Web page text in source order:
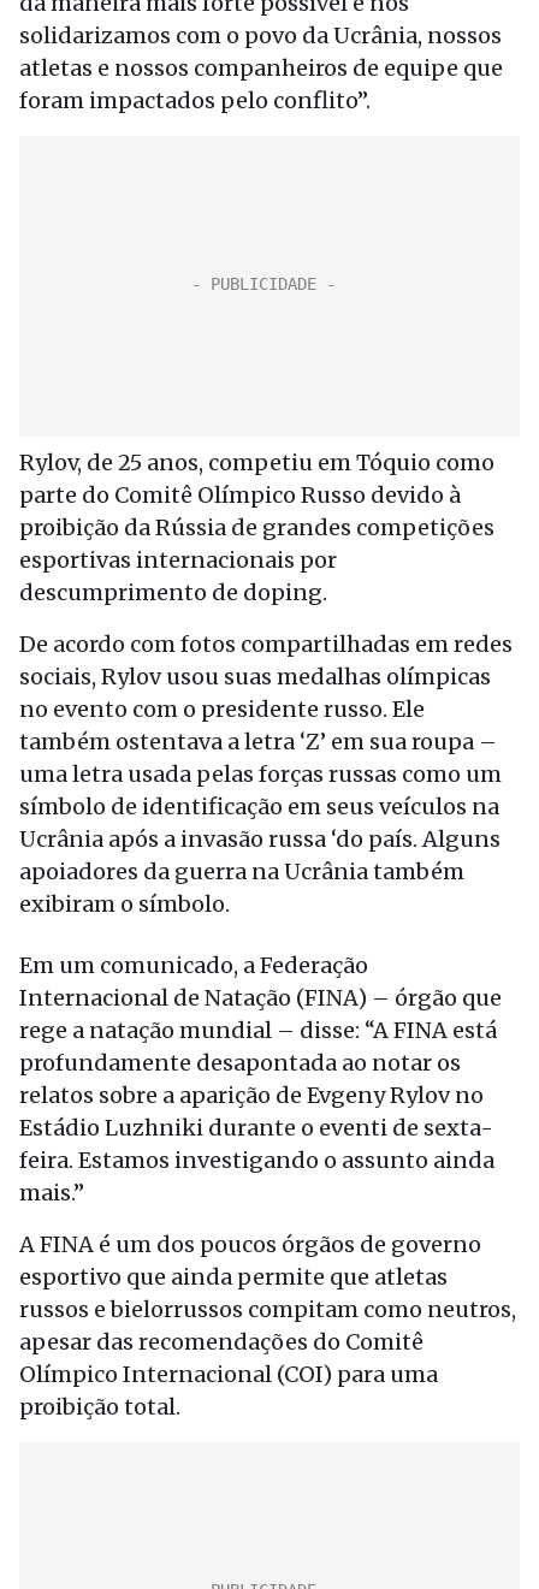
solidarizamos com o povo da Ucrânia, nossos
atletas e nossos companheiros de equipe que
foram impactados pelo conflito”.
Rylov, de 25 anos, competiu em Tóquio como
parte do Comitê Olímpico Russo devido à
proibição da Rússia de grandes competições
esportivas internacionais por
descumprimento de doping.
De acordo com fotos compartilhadas em redes
sociais, Rylov usou suas medalhas olímpicas
no evento com o presidente russo. Ele
também ostentava a letra ‘Z’ em sua roupa –
uma letra usada pelas forças russas como um
símbolo de identificação em seus veículos na
Ucrânia após a invasão russa ‘do país. Alguns
apoiadores da guerra na Ucrânia também
exibiram o símbolo.
Em um comunicado, a Federação
Internacional de Natação (FINA) – órgão que
rege a natação mundial – disse: “A FINA está
profundamente desapontada ao notar os
relatos sobre a aparição de Evgeny Rylov no
Estádio Luzhniki durante o eventi de sexta-
feira. Estamos investigando o assunto ainda
mais.”
A FINA é um dos poucos órgãos de governo
esportivo que ainda permite que atletas
russos e bielorrussos compitam como neutros,
apesar das recomendações do Comitê
Olímpico Internacional (COI) para uma
proibição total.